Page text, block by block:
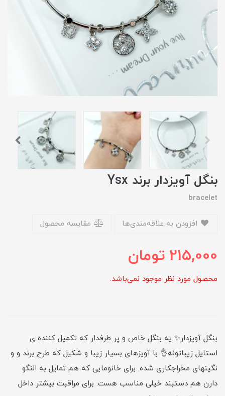
بنگل آویزدار برند Ysx
bracelet
مقایسه محصول
215,000 تومان
محصول مورد نظر موجود نمی‌باشد.
بنگل آویزدار✨ یه بنگل خاص و پر طرفدار که تکمیل کننده ی
استایل زیباتونه👌 با آویزهای بسیار زیبا و شکیل که طرح برند و و
نگینهای مخراجکاری شده. برای خانومایی که هم تمایل به النگو
دارن هم دستبند خیلی مناسب هست. برای مراقبت بیشتر داخل